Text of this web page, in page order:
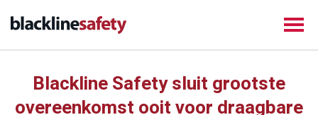
Blackline Safety sluit grootste
overeenkomst ooit voor draagbare